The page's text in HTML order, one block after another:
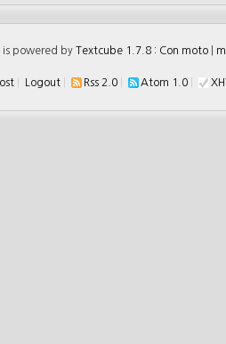
is powered by Textcube 1.7.8 : Con moto
Logout Rss 2.0 Atom 1.0